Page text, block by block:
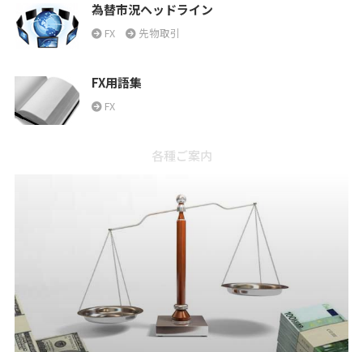
為替市況ヘッドライン
FX 先物取引
FX用語集
FX
各種ご案内